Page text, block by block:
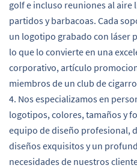
golf e incluso reuniones al aire
partidos y barbacoas. Cada
un logotipo grabado con láser
lo que lo convierte en una
corporativo, artículo
miembros de un club de
4. Nos especializamos en
logotipos, colores, tamaños y
equipo de diseño profesional,
diseños exquisitos y un
necesidades de nuestros